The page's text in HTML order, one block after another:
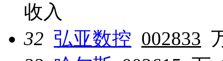
收入
32 弘亚数控 002833